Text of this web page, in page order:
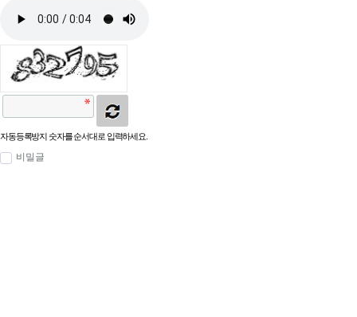
자동등록방지 숫자를 순서대로 입력하세요.
비밀글